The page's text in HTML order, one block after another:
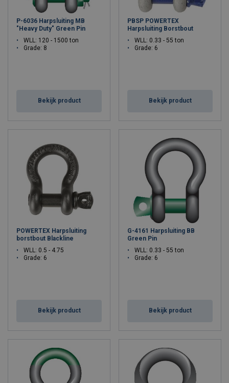
P-6036 Harpsluiting MB
"Heavy Duty" Green Pin
WLL: 120 - 1500 ton
Grade: 8
Bekijk product
PBSP POWERTEX
Harpsluiting Borstbout
WLL: 0.33 - 55 ton
Grade: 6
Bekijk product
POWERTEX Harpsluiting
borstbout Blackline
WLL: 0.5 - 4.75
Grade: 6
Bekijk product
G-4161 Harpsluiting BB
Green Pin
WLL: 0.33 - 55 ton
Grade: 6
Bekijk product